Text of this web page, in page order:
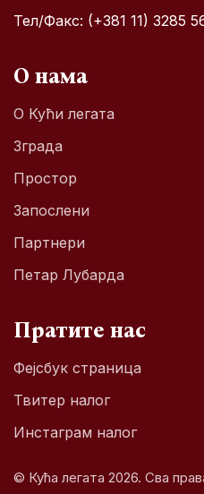
Тел/Факс: (+381 11) 3285
О нама
О Кући легата
Зграда
Простор
Запослени
Партнери
Петар Лубарда
Пратите нас
Фејсбук страница
Твитер налог
Инстаграм налог
© Кућа легата 2026. Сва